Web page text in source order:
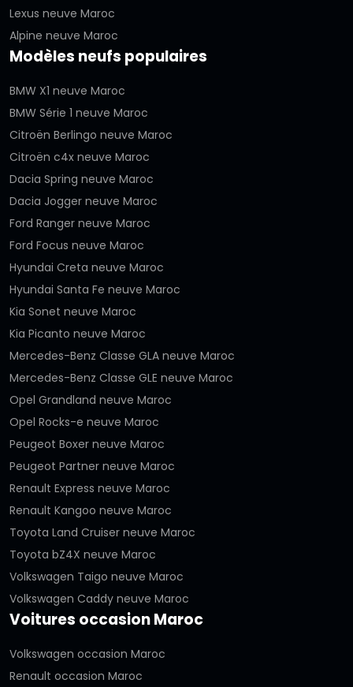
Lexus neuve Maroc
Alpine neuve Maroc
Modèles neufs populaires
BMW X1 neuve Maroc
BMW Série 1 neuve Maroc
Citroën Berlingo neuve Maroc
Citroën c4x neuve Maroc
Dacia Spring neuve Maroc
Dacia Jogger neuve Maroc
Ford Ranger neuve Maroc
Ford Focus neuve Maroc
Hyundai Creta neuve Maroc
Hyundai Santa Fe neuve Maroc
Kia Sonet neuve Maroc
Kia Picanto neuve Maroc
Mercedes-Benz Classe GLA neuve Maroc
Mercedes-Benz Classe GLE neuve Maroc
Opel Grandland neuve Maroc
Opel Rocks-e neuve Maroc
Peugeot Boxer neuve Maroc
Peugeot Partner neuve Maroc
Renault Express neuve Maroc
Renault Kangoo neuve Maroc
Toyota Land Cruiser neuve Maroc
Toyota bZ4X neuve Maroc
Volkswagen Taigo neuve Maroc
Volkswagen Caddy neuve Maroc
Voitures occasion Maroc
Volkswagen occasion Maroc
Renault occasion Maroc